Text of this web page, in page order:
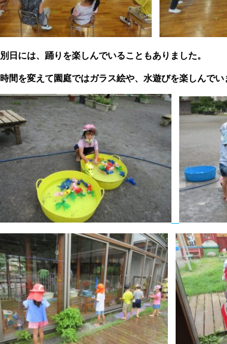
別日には、踊りを楽しんでいることもありました。
時間を変えて園庭ではガラス絵や、水遊びを楽しんでい